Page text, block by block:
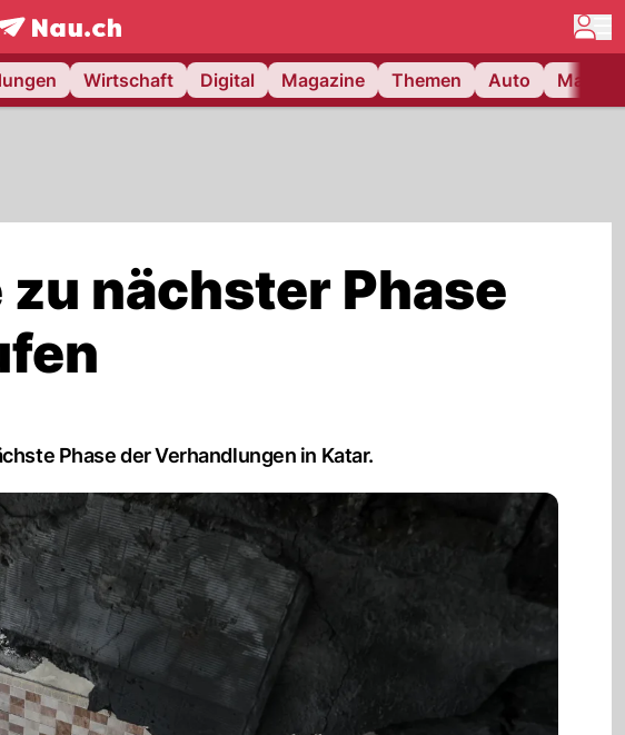
NAU.ch
Wirtschaft Digital Magazine Themen Auto
nächster Phase
Phase der Verhandlungen in Katar.